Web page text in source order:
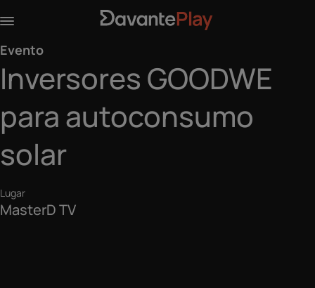
Evento
Inversores GOODWE
para autoconsumo
solar
Lugar
MasterD TV